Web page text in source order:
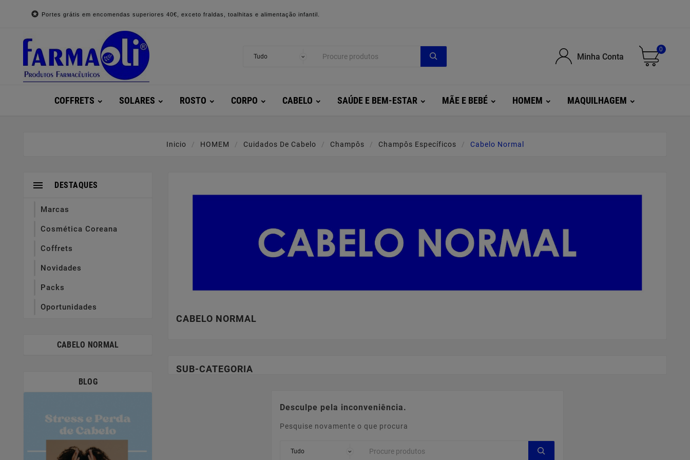
 Portes grátis em encomendas superiores 40€, exceto fraldas, toalhitas e alimentação infantil.
Minha Conta
0
COFFRETS SOLARES ROSTO CORPO CABELO SAÚDE E BEM-ESTAR MÃE E BEBÉ HOMEM MAQUILHAGEM
Inicio HOMEM Cuidados De Cabelo Champôs Champôs Específicos Cabelo Normal
DESTAQUES

Marcas
Cosmética Coreana
Coffrets
Novidades
Packs
Oportunidades
CABELO NORMAL
BLOG
CABELO NORMAL
SUB-CATEGORIA
Desculpe pela inconveniência.
Pesquise novamente o que procura